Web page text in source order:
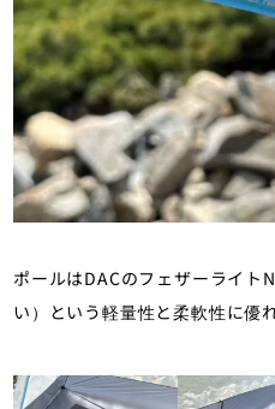
ポールはDACのフェザーライト
い）という軽量性と柔軟性に優